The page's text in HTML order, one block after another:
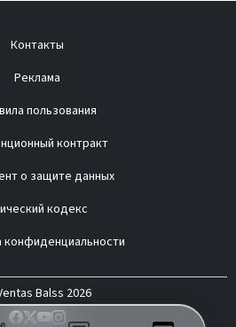
Контакты
Реклама
пользования
контракт
о защите данных
кодекс
конфиденциальности
Balss 2026